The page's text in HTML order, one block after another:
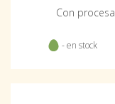
Con
- en stock